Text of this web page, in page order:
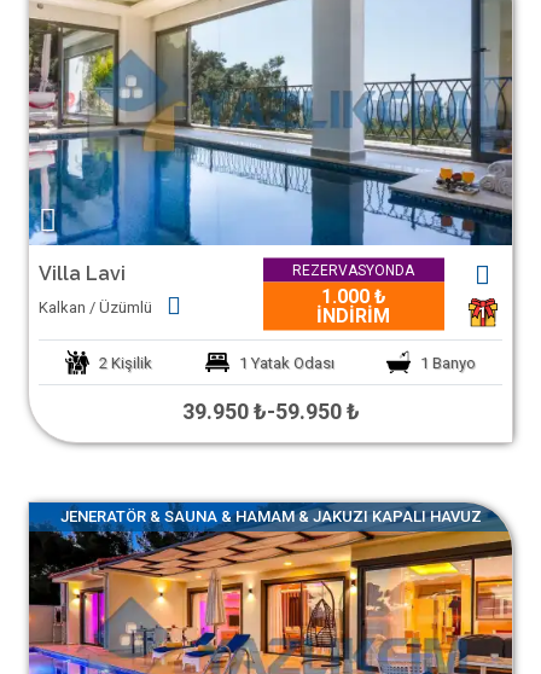
Villa Lavi
Kalkan / Üzümlü
REZERVASYONDA
1.000 ₺
İNDİRİM
1
2 Kişilik 1 Yatak Odası 1 Banyo
39.950 ₺-59.950 ₺
JENERATÖR & SAUNA & HAMAM & JAKUZI KAPALI HAVUZ